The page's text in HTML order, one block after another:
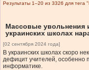
Результаты 1–20 из 3326 для тега
Массовые увольнения
украинских школах
[02 сентября 2024 года]
В украинских школах скоро
дефицит учителей, особенно
информатике.